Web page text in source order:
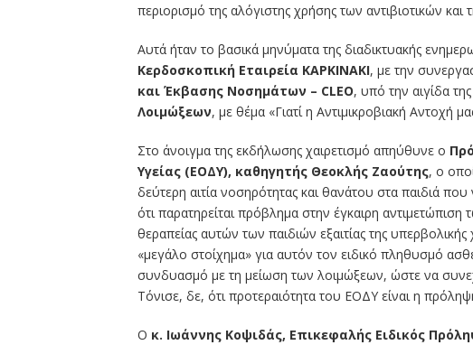
περιορισμό της αλόγιστης χρήσης των αντιβιοτικών
Αυτά ήταν το βασικά μηνύματα της διαδικτυακής
Κερδοσκοπική Εταιρεία ΚΑΡΚΙΝΑΚΙ, με την
και Έκβασης Νοσημάτων – CLEO, υπό την αιγίδα της
Λοιμώξεων, με θέμα «Γιατί η Αντιμικροβιακή Αντοχή
Στο άνοιγμα της εκδήλωσης χαιρετισμό απηύθυνε ο
Υγείας (ΕΟΔΥ), καθηγητής Θεοκλής Ζαούτης, ο
δεύτερη αιτία νοσηρότητας και θανάτου στα παιδιά
ότι παρατηρείται πρόβλημα στην έγκαιρη αντιμετώπιση
θεραπείας αυτών των παιδιών εξαιτίας της
«μεγάλο στοίχημα» για αυτόν τον ειδικό πληθυσμό
συνδυασμό με τη μείωση των λοιμώξεων, ώστε να
Τόνισε, δε, ότι προτεραιότητα του ΕΟΔΥ είναι η
Ο κ. Ιωάννης Κοψιδάς, Επικεφαλής Ειδικός